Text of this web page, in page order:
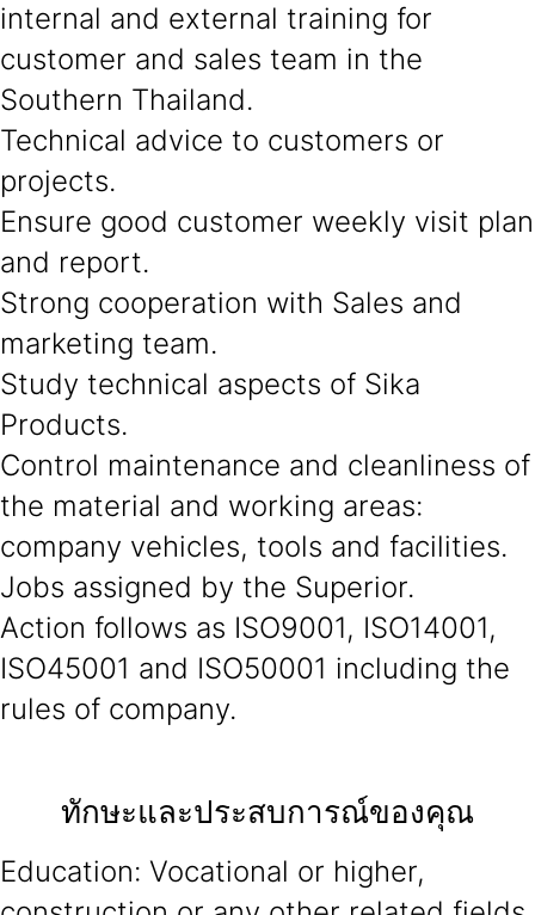
internal and external training for
customer and sales team in the
Southern Thailand.
Technical advice to customers or
projects.
Ensure good customer weekly visit plan
and report.
Strong cooperation with Sales and
marketing team.
Study technical aspects of Sika
Products.
Control maintenance and cleanliness of
the material and working areas:
company vehicles, tools and facilities.
Jobs assigned by the Superior.
Action follows as ISO9001, ISO14001,
ISO45001 and ISO50001 including the
rules of company.
ทักษะและประสบการณ์ของคุณ
Education: Vocational or higher,